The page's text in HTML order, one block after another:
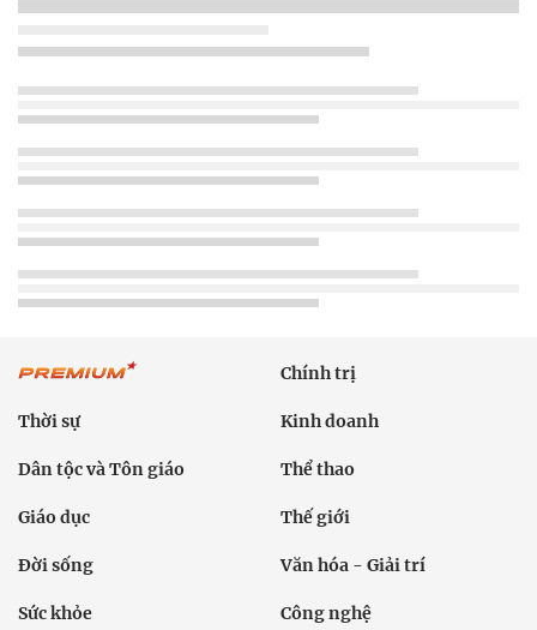
Chính trị
Thời sự Kinh doanh
Dân tộc và Tôn giáo Thể thao
Giáo dục Thế giới
Đời sống Văn hóa - Giải trí
Sức khỏe Công nghệ